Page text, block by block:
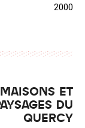
2000
MAISONS ET
DU
QUERCY